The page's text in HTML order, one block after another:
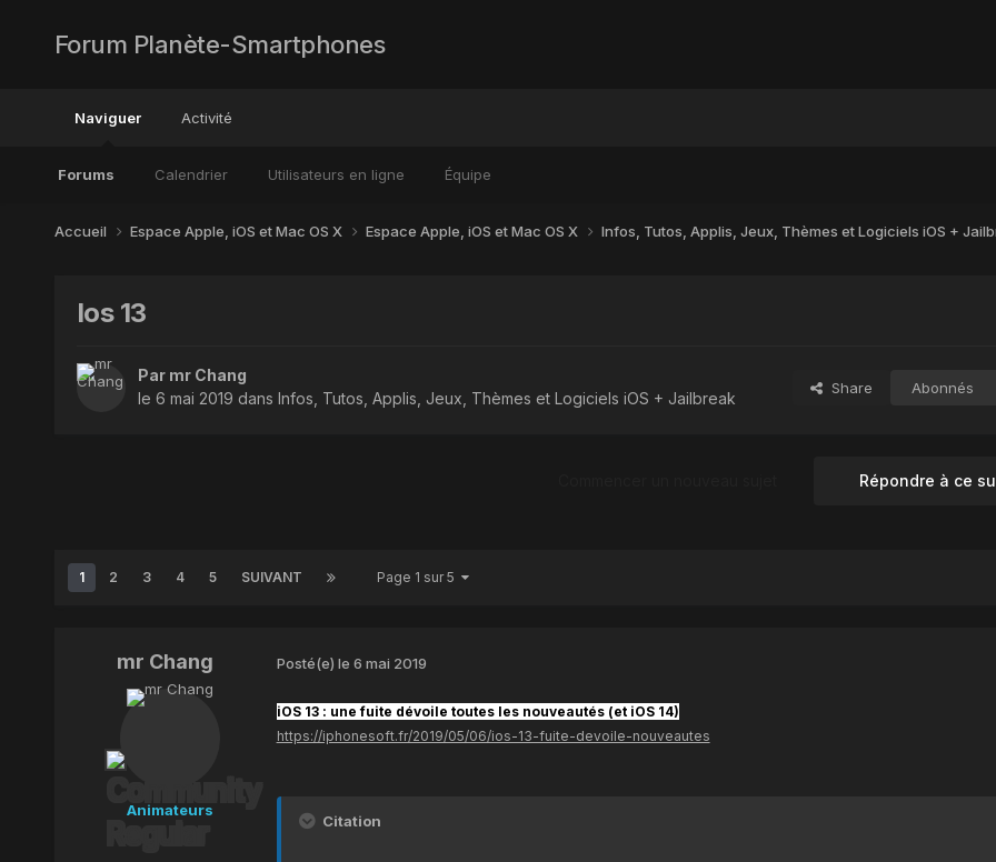
Forum Planète-Smartphones
Naviguer
Forums Calendrier Utilisateurs en ligne Équipe
Activité
Accueil Espace Apple, iOS et Mac OS X Espace Apple, iOS et Mac OS X Infos, Tutos, Applis, Jeux, Thèmes et Logiciels iOS +
Ios 13
Par mr Chang
le 6 mai 2019 dans Infos, Tutos, Applis, Jeux, Thèmes et Logiciels iOS + Jailbreak
Share Abonnés
Répondre à ce
1 2 3 4 5 SUIVANT Page 1 sur 5
mr Chang
Animateurs
Posté(e) le 6 mai 2019
iOS 13 : une fuite dévoile toutes les nouveautés (et iOS 14)
https://iphonesoft.fr/2019/05/06/ios-13-fuite-devoile-nouveautes
Citation